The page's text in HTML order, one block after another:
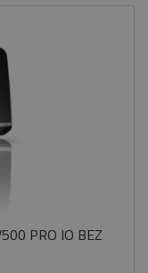
PRO IO BEZ